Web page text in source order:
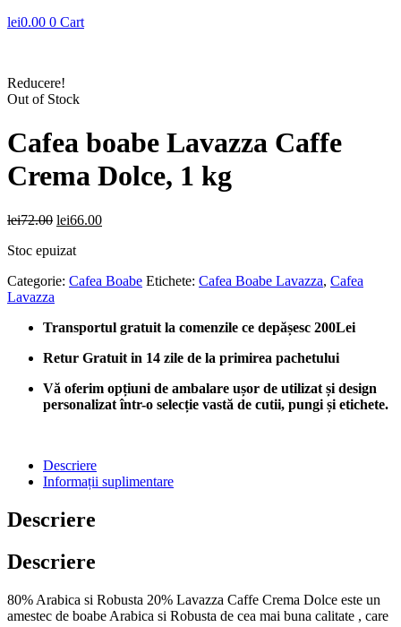
lei0.00 0 Cart
Reducere!
Out of Stock
Cafea boabe Lavazza Caffe
Crema Dolce, 1 kg
lei72.00 Prețul
a
lei72.00.
lei66.00Prețul
Stoc epuizat
Categorie: Cafea Boabe Etichete: Cafea Boabe Lavazza, Cafea
Lavazza
Transportul gratuit la comenzile ce depășesc 200Lei
Retur Gratuit in 14 zile de la primirea pachetului
Vă oferim opțiuni de ambalare ușor de utilizat și design
personalizat într-o selecție vastă de cutii, pungi și etichete.
Descriere
Informații suplimentare
Descriere
Descriere
80% Arabica si Robusta 20% Lavazza Caffe Crema Dolce este un
amestec de boabe Arabica si Robusta de cea mai buna calitate , care